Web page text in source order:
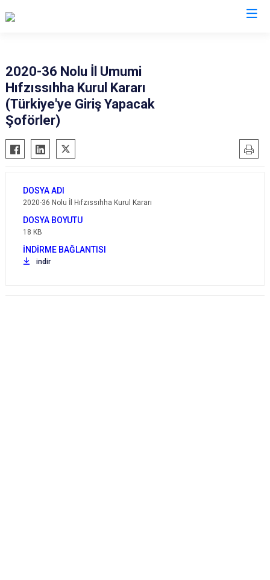
2020-36 Nolu İl Umumi
Hıfzıssıhha Kurul Kararı
(Türkiye'ye Giriş Yapacak
Şoförler)
2020-36 Nolu İl Hıfzıssıhha Kurul Kararı
18 KB
indir